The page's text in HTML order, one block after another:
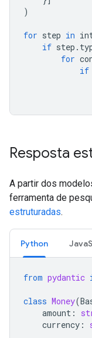
)
for step in
if step .
for
if
Resposta
A partir dos
ferramenta de
estruturadas.
Python
from pydantic
class Money(
amount :
currency :